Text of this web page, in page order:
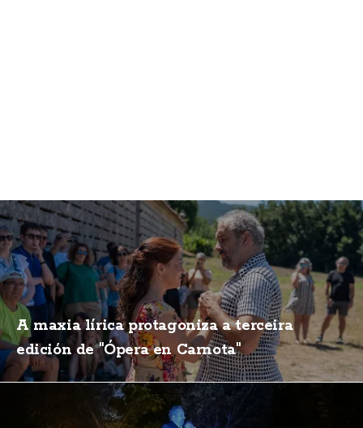
A maxia lírica protagoniza a terceira
edición de "Ópera en Carnota"